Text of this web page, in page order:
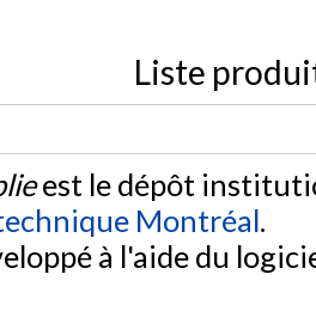
Liste
est le dépôt
Montréal.
à l'aide du